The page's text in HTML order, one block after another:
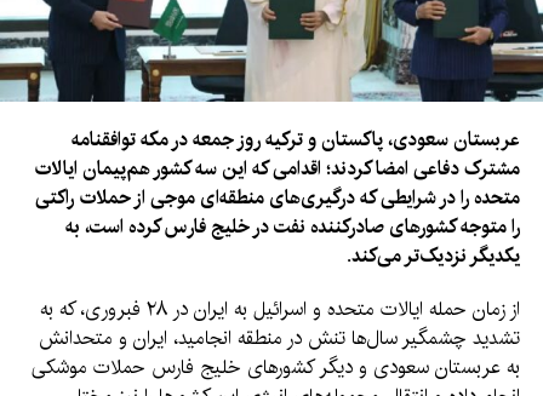
مالداری به مالدووا سفر کرده بود.
عربستان سعودی، پاکستان و ترکیه روز جمعه در مکه توافقنامه
مشترک دفاعی امضا کردند؛ اقدامی که این سه کشور هم‌پیمان ایالات
متحده را در شرایطی که درگیری‌های منطقه‌ای موجی از حملات راکتی
را متوجه کشورهای صادرکننده نفت در خلیج فارس کرده است، به
یکدیگر نزدیک‌تر می‌کند.
از زمان حمله ایالات متحده و اسرائیل به ایران در ۲۸ فبروری، که به
تشدید چشمگیر سال‌ها تنش در منطقه انجامید، ایران و متحدانش
به عربستان سعودی و دیگر کشورهای خلیج فارس حملات موشکی